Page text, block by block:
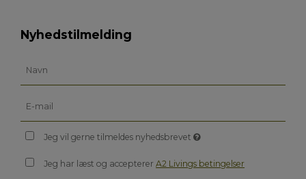
Nyhedstilmelding
Jeg vil gerne tilmeldes nyhedsbrevet
Jeg har læst og acceptererA2 Livings betingelser